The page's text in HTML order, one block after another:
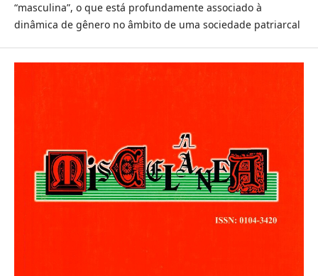
“masculina”, o que está profundamente associado à
dinâmica de gênero no âmbito de uma sociedade patriarcal